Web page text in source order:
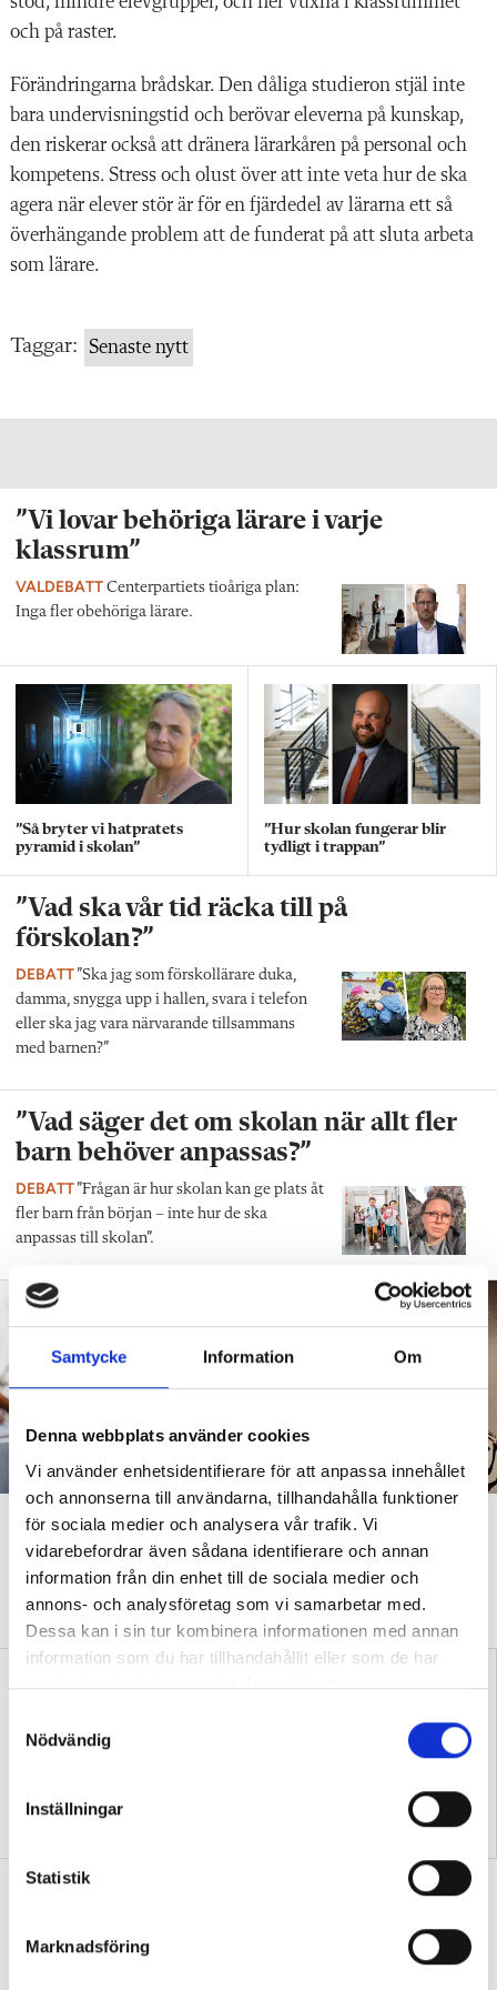
Samtycke Information Om
Denna webbplats använder cookies
Vi använder enhetsidentifierare för att anpassa innehållet
och annonserna till användarna, tillhandahålla funktioner
för sociala medier och analysera vår trafik. Vi
vidarebefordrar även sådana identifierare och annan
information från din enhet till de sociala medier och
annons- och analysföretag som vi samarbetar med.
Dessa kan i sin tur kombinera informationen med annan
information som du har tillhandahållit eller som de har
samlat in när du har använt deras tjänster.
Nödvändig
Inställningar
Statistik
Marknadsföring
och på raster.
Förändringarna brådskar. Den dåliga studieron stjäl inte
bara undervisningstid och berövar eleverna på kunskap,
den riskerar också att dränera lärarkåren på personal och
kompetens. Stress och olust över att inte veta hur de ska
agera när elever stör är för en fjärdedel av lärarna ett så
överhängande problem att de funderat på att sluta arbeta
som lärare.
Taggar: Senaste nytt
”Vi lovar behöriga lärare i varje
klassrum”
VALDEBATT Centerpartiets tioåriga plan:
Inga fler obehöriga lärare.
”Så bryter vi hatpratets
pyramid i skolan”
”Hur skolan fungerar blir
tydligt i trappan”
”Vad ska vår tid räcka till på
förskolan?”
DEBATT”Ska jag som förskollärare duka,
damma, snygga upp i hallen, svara i telefon
eller ska jag vara närvarande tillsammans
med barnen?”
”Vad säger det om skolan när allt fler
barn behöver anpassas?”
DEBATT”Frågan är hur skolan kan ge plats åt
fler barn från början – inte hur de ska
anpassas till skolan”.
”Att ställa krav är inte elakt”
DEBATT
”Att ställa krav är inte elakt. Att vara schysst är inte alltid
Agah om stöket i klassrummen.
Replik: ”Vi vet hur man
Nya skolan: ”Lärarhjärtat
hoppas på bättre villkor"
Test: Hur klarar du ditt första år som
QUIZ 15 verklighetsnära situationer – från att